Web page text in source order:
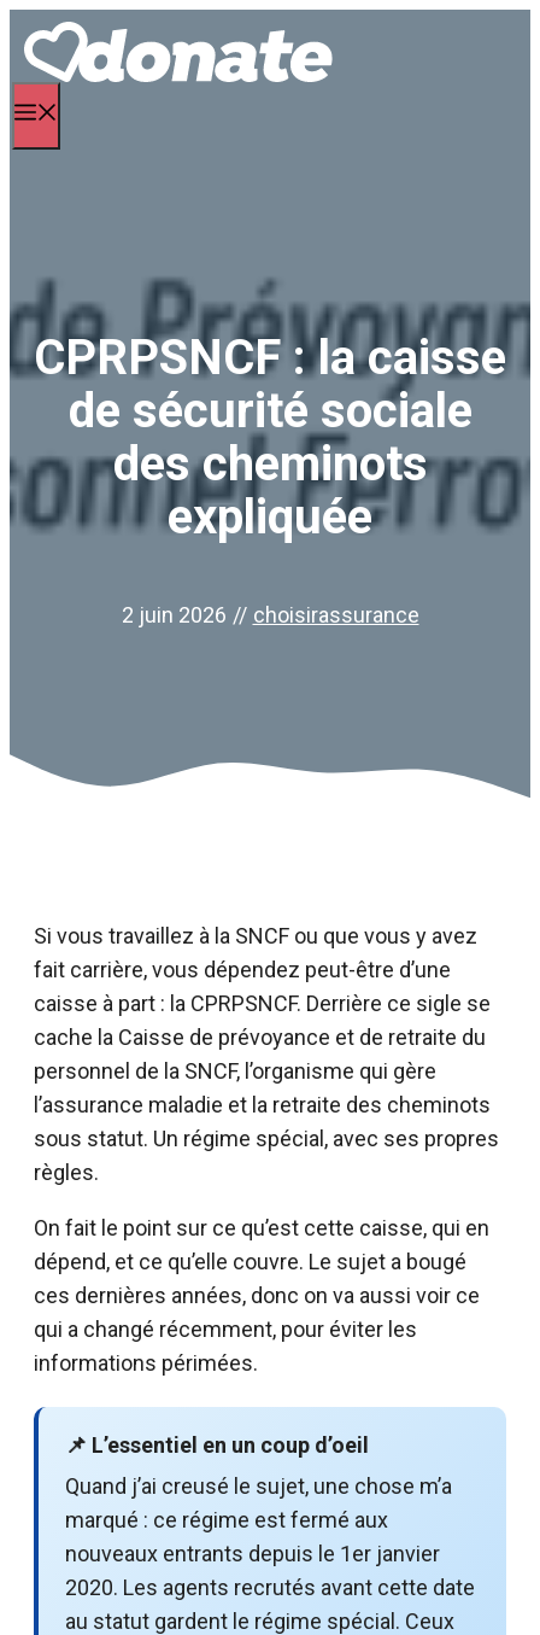
Aller
contenu
CPRPSNCF : la caisse
de sécurité sociale
des cheminots
expliquée
2 juin 2026 // choisirassurance
Si vous travaillez à la SNCF ou que vous y avez
fait carrière, vous dépendez peut-être d’une
caisse à part : la CPRPSNCF. Derrière ce sigle se
cache la Caisse de prévoyance et de retraite du
personnel de la SNCF, l’organisme qui gère
l’assurance maladie et la retraite des cheminots
sous statut. Un régime spécial, avec ses propres
règles.
On fait le point sur ce qu’est cette caisse, qui en
dépend, et ce qu’elle couvre. Le sujet a bougé
ces dernières années, donc on va aussi voir ce
qui a changé récemment, pour éviter les
informations périmées.
📌 L’essentiel en un coup d’oeil
Quand j’ai creusé le sujet, une chose m’a
marqué : ce régime est fermé aux
nouveaux entrants depuis le 1er janvier
2020. Les agents recrutés avant cette date
au statut gardent le régime spécial. Ceux